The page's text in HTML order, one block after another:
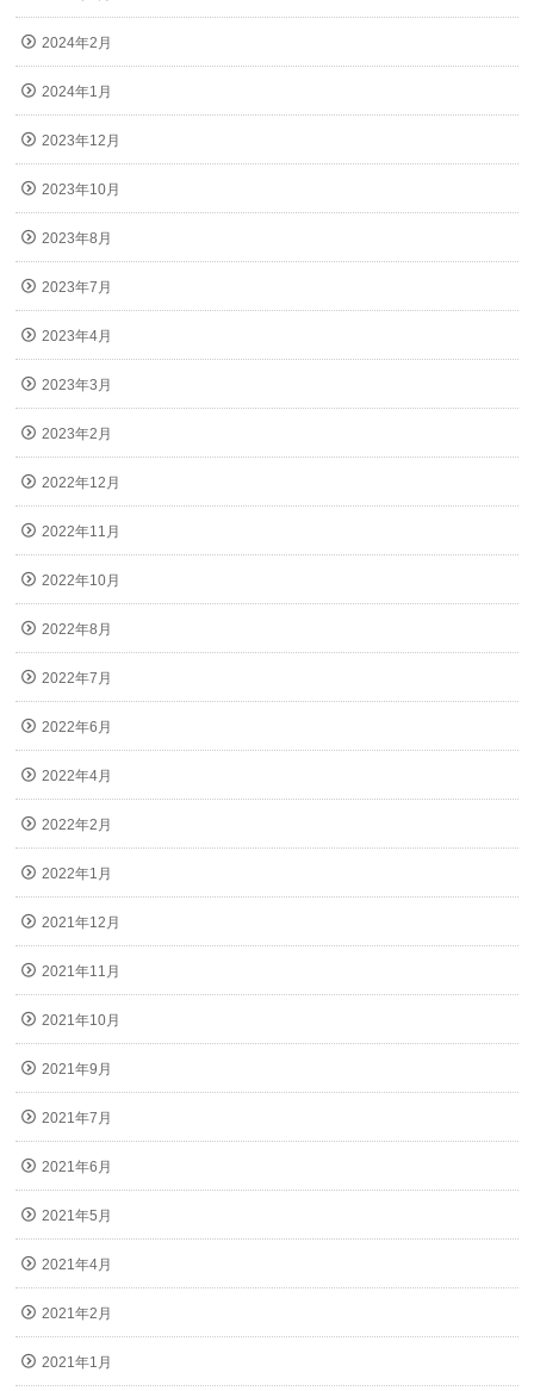
2024年2月
2024年1月
2023年12月
2023年10月
2023年8月
2023年7月
2023年4月
2023年3月
2023年2月
2022年12月
2022年11月
2022年10月
2022年8月
2022年7月
2022年6月
2022年4月
2022年2月
2022年1月
2021年12月
2021年11月
2021年10月
2021年9月
2021年7月
2021年6月
2021年5月
2021年4月
2021年2月
2021年1月